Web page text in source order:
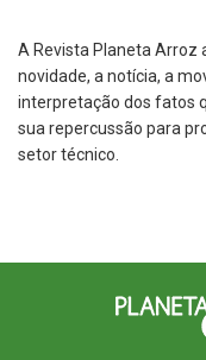
A Revista Planeta Arroz
novidade, a notícia, a
interpretação dos fatos
sua repercussão para
setor técnico.